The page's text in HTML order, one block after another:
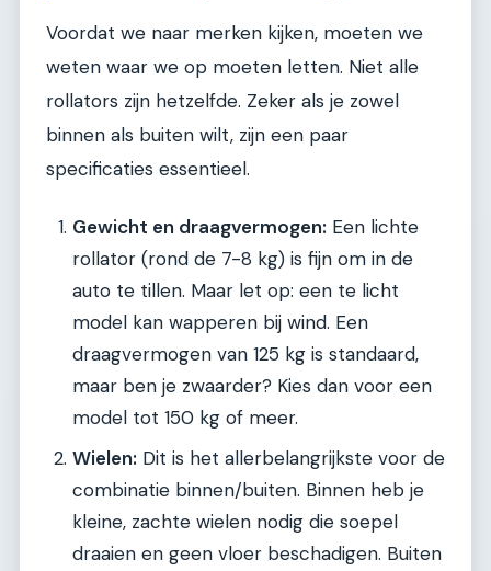
Voordat we naar merken kijken, moeten we
weten waar we op moeten letten. Niet alle
rollators zijn hetzelfde. Zeker als je zowel
binnen als buiten wilt, zijn een paar
specificaties essentieel.
Gewicht en draagvermogen: Een lichte
rollator (rond de 7-8 kg) is fijn om in de
auto te tillen. Maar let op: een te licht
model kan wapperen bij wind. Een
draagvermogen van 125 kg is standaard,
maar ben je zwaarder? Kies dan voor een
model tot 150 kg of meer.
Wielen: Dit is het allerbelangrijkste voor de
combinatie binnen/buiten. Binnen heb je
kleine, zachte wielen nodig die soepel
draaien en geen vloer beschadigen. Buiten